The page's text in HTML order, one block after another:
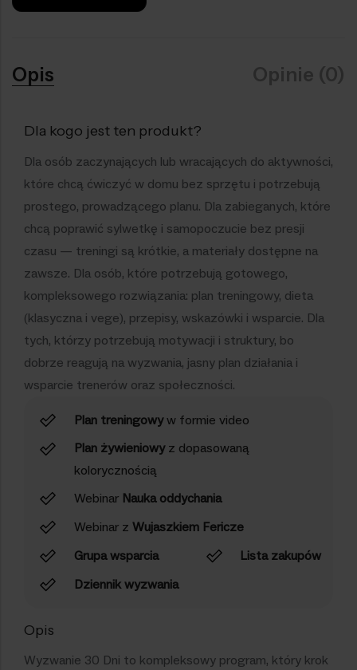
Opis Opinie (0)
Dla kogo jest ten produkt?
Dla osób zaczynających lub wracających do aktywności,
które chcą ćwiczyć w domu bez sprzętu i potrzebują
prostego, prowadzącego planu. Dla zabieganych, które
chcą poprawić sylwetkę i samopoczucie bez presji
czasu — treningi są krótkie, a materiały dostępne na
zawsze. Dla osób, które potrzebują gotowego,
kompleksowego rozwiązania: plan treningowy, dieta
(klasyczna i vege), przepisy, wskazówki i wsparcie. Dla
tych, którzy potrzebują motywacji i struktury, bo
dobrze reagują na wyzwania, jasny plan działania i
wsparcie trenerów oraz społeczności.
Plan treningowyw formie video
Plan żywieniowyz dopasowaną
kolorycznością
Webinar Nauka oddychania
Webinar z Wujaszkiem Fericze
Grupa wsparcia
Lista zakupów
Dziennik wyzwania
Opis
Wyzwanie 30 Dni to kompleksowy program, który krok